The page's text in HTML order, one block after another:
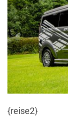
{reise2}